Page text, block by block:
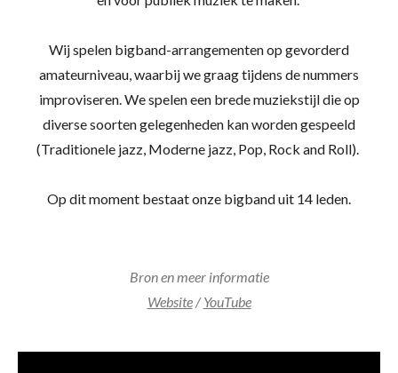
Wij spelen bigband-arrangementen op gevorderd
amateurniveau, waarbij we graag tijdens de nummers
improviseren. We spelen een brede muziekstijl die op
diverse soorten gelegenheden kan worden gespeeld
(Traditionele jazz, Moderne jazz, Pop, Rock and Roll).
Op dit moment bestaat onze bigband uit 14 leden.
Bron en meer informatie
Website/YouTube